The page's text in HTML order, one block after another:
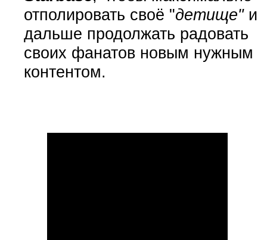
отполировать своё "детище"и
дальше продолжать радовать
своих фанатов новым нужным
контентом.